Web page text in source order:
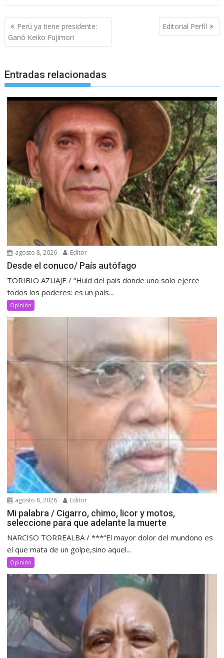
Navegación
de
entradas
Perú ya tiene presidente:
Ganó Keiko Fujimori
Editorial Perfil
Entradas relacionadas
agosto 8, 2026 Editor
Desde el conuco/ País autófago
TORIBIO AZUAJE / “Huid del país donde uno solo ejerce
todos los poderes: es un país...
Opinión
agosto 8, 2026 Editor
Mi palabra / Cigarro, chimo, licor y motos,
seleccione para que adelante la muerte
NARCISO TORREALBA / ***“El mayor dolor del mundono es
el que mata de un golpe,sino aquel...
Opinión